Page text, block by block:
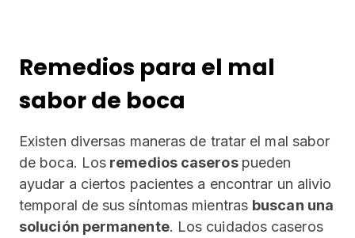
Remedios para el mal
sabor de boca
Existen diversas maneras de tratar el mal sabor
de boca. Los remedios caseros pueden
ayudar a ciertos pacientes a encontrar un alivio
temporal de sus síntomas mientras buscan una
solución permanente. Los cuidados caseros